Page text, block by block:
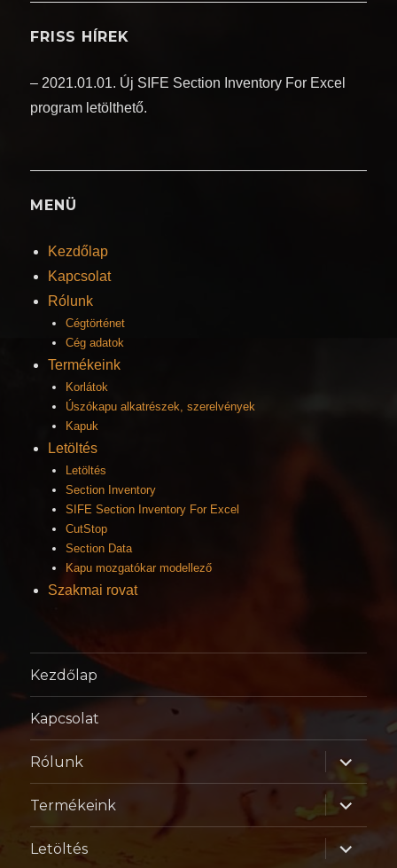
FRISS HÍREK
– 2021.01.01. Új SIFE Section Inventory For Excel
program letölthető.
MENÜ
Kezdőlap
Kapcsolat
Rólunk
Cégtörténet
Cég adatok
Termékeink
Korlátok
Úszókapu alkatrészek, szerelvények
Kapuk
Letöltés
Letöltés
Section Inventory
SIFE Section Inventory For Excel
CutStop
Section Data
Kapu mozgatókar modellező
Szakmai rovat
Kezdőlap
Kapcsolat
Rólunk
almenü
Termékeink
almenü
Letöltés
almenü